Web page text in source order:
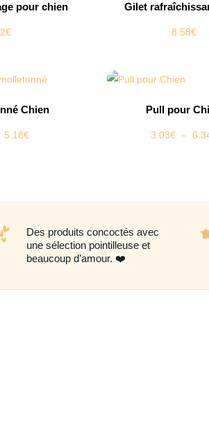
pour chien
€
Gilet
8.58€
Chien
5.18€Plage
Pull pour
3.03€ –
Des produits concoctés avec
une sélection pointilleuse et
beaucoup d’amour. ❤️